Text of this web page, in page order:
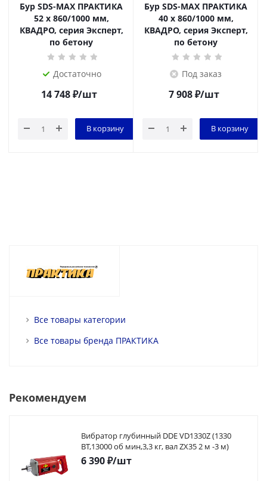
Бур SDS-MAX ПРАКТИКА
52 х 860/1000 мм,
КВАДРО, серия Эксперт,
по бетону
Достаточно
14 748₽/шт
В корзину
Бур SDS-MAX ПРАКТИКА
40 х 860/1000 мм,
КВАДРО, серия Эксперт,
по бетону
Под заказ
7 908₽/шт
В корзину
Все товары категории
Все товары бренда ПРАКТИКА
Рекомендуем
Вибратор глубинный DDE VD1330Z (1330
ВТ,13000 об мин,3,3 кг, вал ZX35 2 м -3 м)
6 390₽/шт